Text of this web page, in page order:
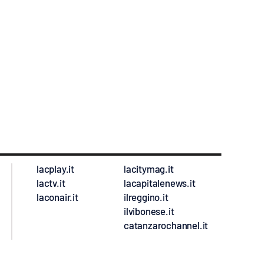
lacplay.it
lactv.it
laconair.it
lacitymag.it
lacapitalenews.it
ilreggino.it
ilvibonese.it
catanzarochannel.it